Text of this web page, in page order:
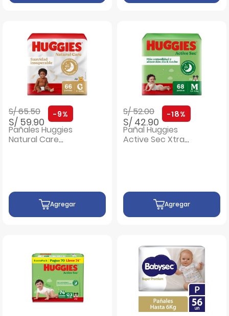
Precio rebajado de
S/ 65.50a
S/ 59.90
-9%
Pañales Huggies
Natural Care
Agregar
Precio rebajado de
S/ 52.00a
S/ 42.90
-18%
Pañal Huggies
Active Sec Xtra
Agregar